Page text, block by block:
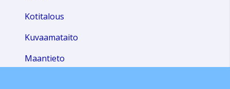
Kotitalous
Kuvaamataito
Maantieto